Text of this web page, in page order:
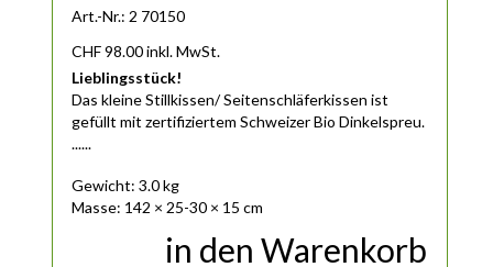
Art.-Nr.: 2 70150
CHF98.00 inkl. MwSt.
Lieblingsstück!
Das kleineStillkissen/ Seitenschläferkissen ist
gefüllt mit zertifiziertem Schweizer Bio Dinkelspreu.
......
Gewicht: 3.0 kg
Masse: 142 × 25-30 × 15 cm
in den Warenkorb